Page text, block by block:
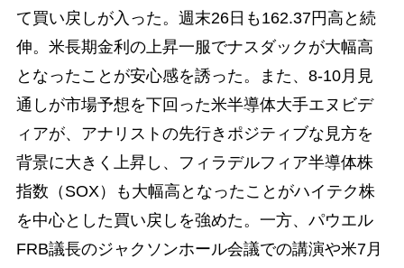
て買い戻しが入った。週末26日も162.37円高と続
伸。米長期金利の上昇一服でナスダックが大幅高
となったことが安心感を誘った。また、8-10月見
通しが市場予想を下回った米半導体大手エヌビデ
ィアが、アナリストの先行きポジティブな見方を
背景に大きく上昇し、フィラデルフィア半導体株
指数（SOX）も大幅高となったことがハイテク株
を中心とした買い戻しを強めた。一方、パウエル
FRB議長のジャクソンホール会議での講演や米7月